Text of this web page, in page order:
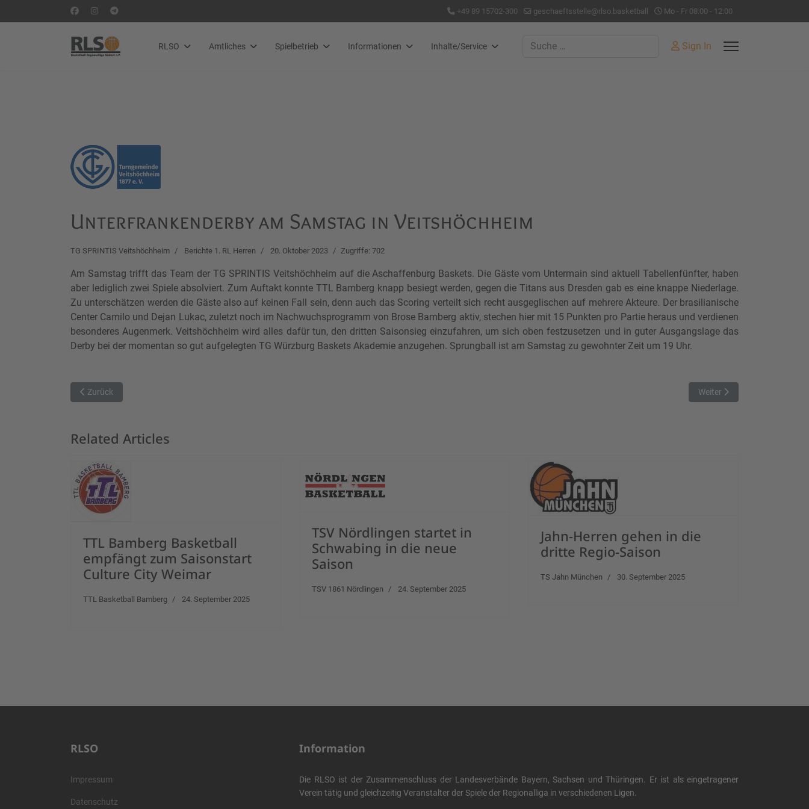
+49 89 15702-300 geschaeftsstelle@rlso.basketball Mo - Fr 08:00 - 12:00
RLSO Amtliches Spielbetrieb Informationen Inhalte/Service Suchen Sign In
Unterfrankenderby am Samstag in Veitshöchheim
TG SPRINTIS Veitshöchheim Berichte 1. RL Herren 20. Oktober 2023 Zugriffe: 702
Am Samstag trifft das Team der TG SPRINTIS Veitshöchheim auf die Aschaffenburg Baskets. Die Gäste vom Untermain sind aktuell Tabellenfünfter, haben
aber lediglich zwei Spiele absolviert. Zum Auftakt konnte TTL Bamberg knapp besiegt werden, gegen die Titans aus Dresden gab es eine knappe Niederlage.
Zu unterschätzen werden die Gäste also auf keinen Fall sein, denn auch das Scoring verteilt sich recht ausgeglischen auf mehrere Akteure. Der brasilianische
Center Camilo und Dejan Lukac, zuletzt noch im Nachwuchsprogramm von Brose Bamberg aktiv, stechen hier mit 15 Punkten pro Partie heraus und verdienen
besonderes Augenmerk. Veitshöchheim wird alles dafür tun, den dritten Saisonsieg einzufahren, um sich oben festzusetzen und in guter Ausgangslage das
Derby bei der momentan so gut aufgelegten TG Würzburg Baskets Akademie anzugehen. Sprungball ist am Samstag zu gewohnter Zeit um 19 Uhr.
Vorheriger Beitrag: Der Aufsteiger fordert den TSV heraus
Zurück Nächster Beitrag: TTL
Weiter
Related Articles
TTL Bamberg Basketball
empfängt zum Saisonstart
Culture City Weimar
TTL Basketball Bamberg 24. September 2025
TSV Nördlingen startet in
Schwabing in die neue
Saison
TSV 1861 Nördlingen 24. September 2025
Jahn-Herren gehen in die
dritte Regio-Saison
TS Jahn München 30. September 2025
RLSO
Impressum
Datenschutz
Information
Die RLSO ist der Zusammenschluss der Landesverbände Bayern, Sachsen und Thüringen. Er ist als eingetragener
Verein tätig und gleichzeitig Veranstalter der Spiele der Regionalliga in verschiedenen Ligen.